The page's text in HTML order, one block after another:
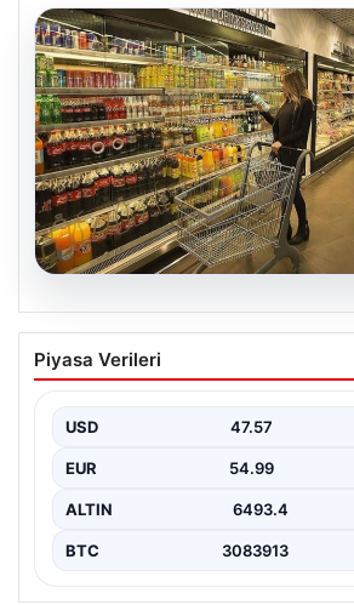
05.08.2026
Enflasyon verileri ne zaman
açıklanacak? 2026 TÜİK
Piyasa Verileri
USD 47.57
EUR 54.99
ALTIN 6493.4
BTC 3083913